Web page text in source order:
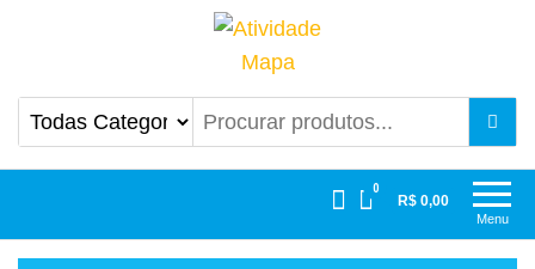
Atividade Mapa Mapa UniCesumar
Menu
0
R$ 0,00